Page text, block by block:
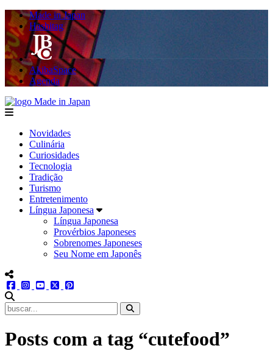
Made in Japan
Hashitag
AkibaSpace
Agenda
menu
Novidades
Culinária
Curiosidades
Tecnologia
Tradição
Turismo
Entretenimento
Língua Japonesa
Língua Japonesa
Provérbios Japoneses
Sobrenomes Japoneses
Seu Nome em Japonês
menu redes social
facebookinstagram
youtube
twitter
Posts com a tag “cutefood”